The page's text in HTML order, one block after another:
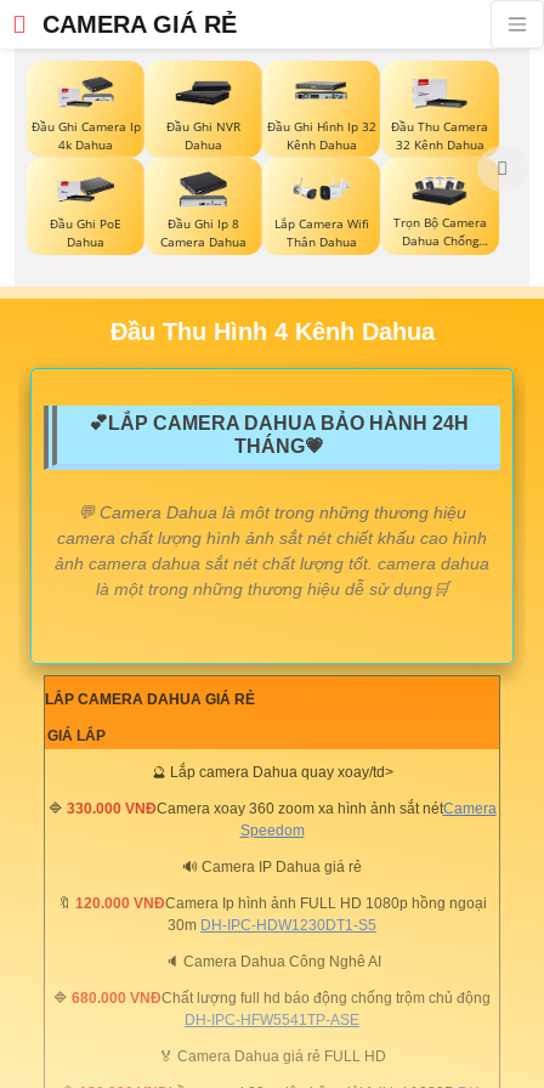
CAMERA GIÁ RẺ
Đầu Ghi Camera Ip
4k Dahua
Đầu Ghi NVR
Dahua
Đầu Ghi Hình Ip 32
Kênh Dahua
Đầu Thu Camera
32 Kênh Dahua
Đầu Ghi PoE
Dahua
Đầu Ghi Ip 8
Camera Dahua
Lắp Camera Wifi
Thân Dahua
Trọn Bộ Camera
Dahua Chống
Trộm
Đầu Thu Hình 4 Kênh Dahua
💕LẮP CAMERA DAHUA BẢO HÀNH 24H
THÁNG💗
️💬 Camera Dahua là môt trong những thương hiệu
camera chất lượng hình ảnh sắt nét chiết khấu cao hình
ảnh camera dahua sắt nét chất lượng tốt. camera dahua
là một trong những thương hiệu dễ sử dụng🛒
LẮP CAMERA DAHUA GIÁ RẺ
GIÁ LẮP
🔮 Lắp camera Dahua quay xoay/td>
🔷 330.000 VNĐCamera xoay 360 zoom xa hình ảnh sắt nétCamera
Speedom
🔊 Camera IP Dahua giá rẻ
🔖 120.000 VNĐCamera Ip hình ảnh FULL HD 1080p hồng ngoại
30m DH-IPC-HDW1230DT1-S5
🔈 Camera Dahua Công Nghê AI
🔷 680.000 VNĐChất lượng full hd báo động chống trộm chủ động
DH-IPC-HFW5541TP-ASE
🏅 Camera Dahua giá rẻ FULL HD